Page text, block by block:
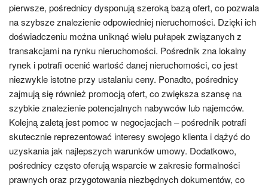
pierwsze, pośrednicy dysponują szeroką bazą ofert, co pozwala
na szybsze znalezienie odpowiedniej nieruchomości. Dzięki ich
doświadczeniu można uniknąć wielu pułapek związanych z
transakcjami na rynku nieruchomości. Pośrednik zna lokalny
rynek i potrafi ocenić wartość danej nieruchomości, co jest
niezwykle istotne przy ustalaniu ceny. Ponadto, pośrednicy
zajmują się również promocją ofert, co zwiększa szansę na
szybkie znalezienie potencjalnych nabywców lub najemców.
Kolejną zaletą jest pomoc w negocjacjach – pośrednik potrafi
skutecznie reprezentować interesy swojego klienta i dążyć do
uzyskania jak najlepszych warunków umowy. Dodatkowo,
pośrednicy często oferują wsparcie w zakresie formalności
prawnych oraz przygotowania niezbędnych dokumentów, co